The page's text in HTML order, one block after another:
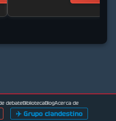
debateBibliotecaBlogAcerca de
✈️ Grupo clandestino